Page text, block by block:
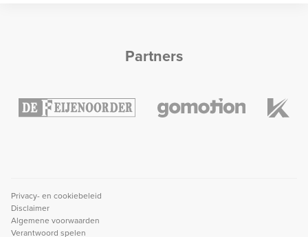
Partners
Privacy- en cookiebeleid
Disclaimer
Algemene voorwaarden
Verantwoord spelen